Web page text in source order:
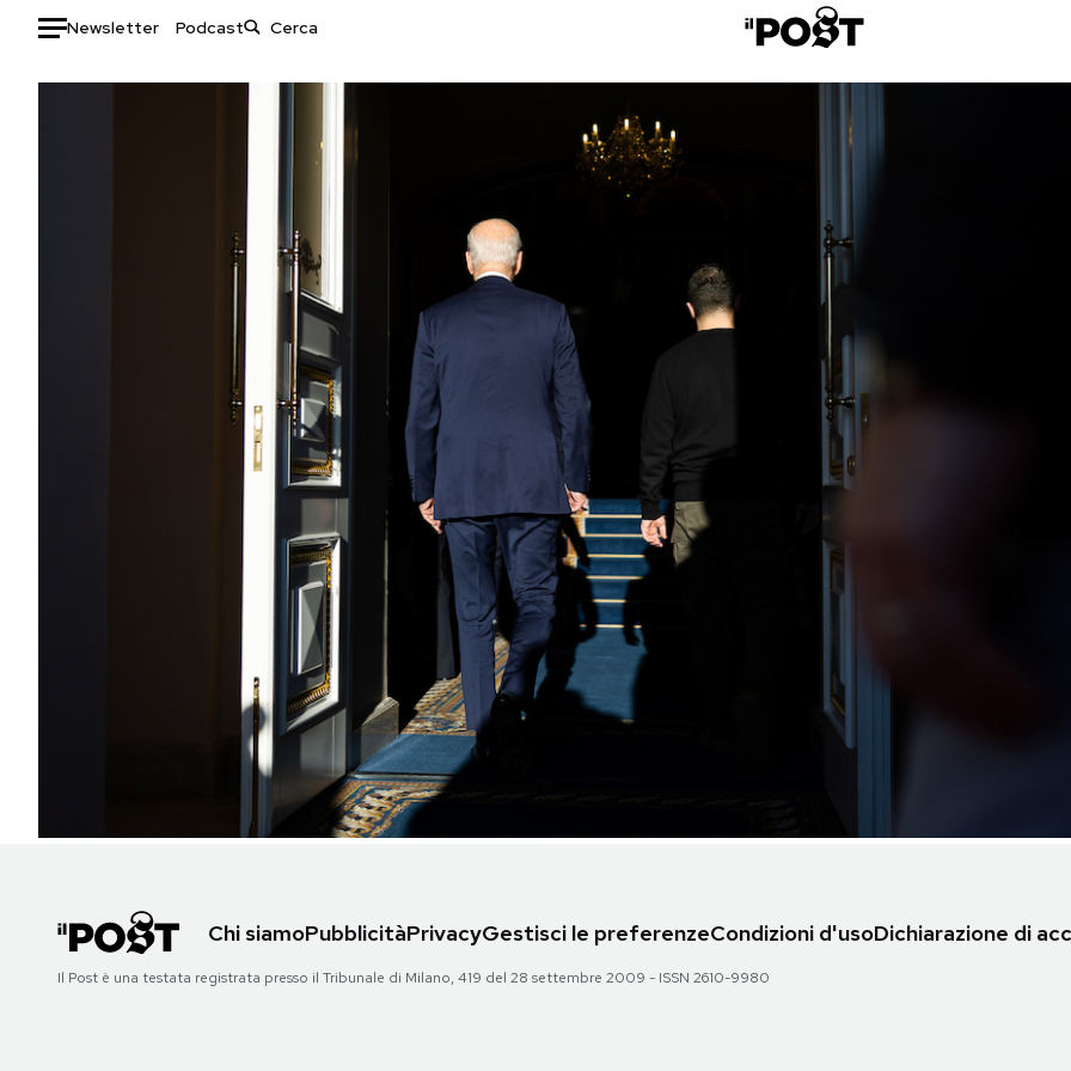
Newsletter Podcast
Auto
Libri
Consumismi
Storie/Idee
Ok Boomer!
Media
Europa
Altrecose
Mondiali calcio 2026
AREA PERSONALE
Chi siamoPubblicitàPrivacyGestisci le preferenzeCondizioni d'usoDichiarazione di
Il Post è una testata registrata presso il Tribunale di Milano, 419 del 28 settembre 2009 - ISSN 2610-9980